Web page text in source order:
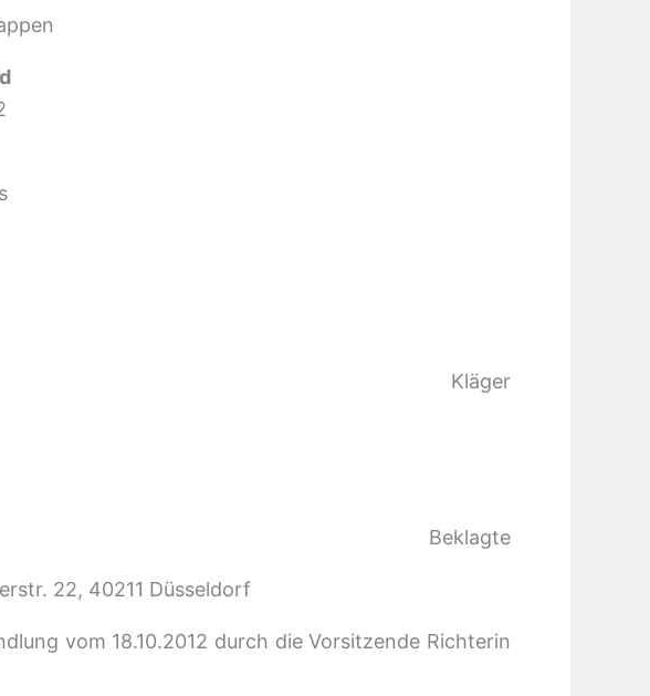
Kläger
Beklagte
22, 40211 Düsseldorf
vom 18.10.2012 durch die Vorsitzende Richterin